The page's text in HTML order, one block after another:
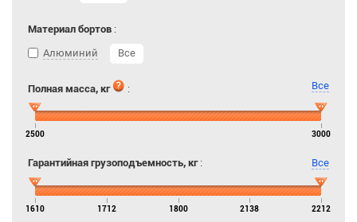
Материал бортов :
Алюминий
Все
Полная масса, кг : Все
2500 3000
Гарантийная грузоподъемность, кг: Все
1610 1712 1800 2138 2212